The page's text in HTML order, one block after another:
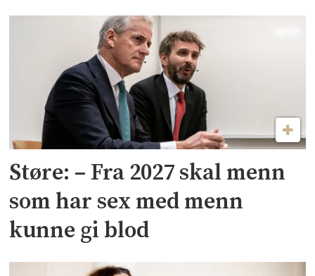
Støre: – Fra 2027 skal menn
som har sex med menn
kunne gi blod